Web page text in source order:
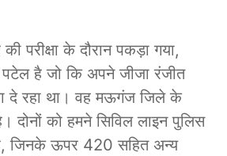
परीक्षा के दौरान पकड़ा गया,
है जो कि अपने जीजा रंजीत
दे रहा था। वह मऊगंज जिले के
दोनों को हमने सिविल लाइन पुलिस
जिनके ऊपर 420 सहित अन्य